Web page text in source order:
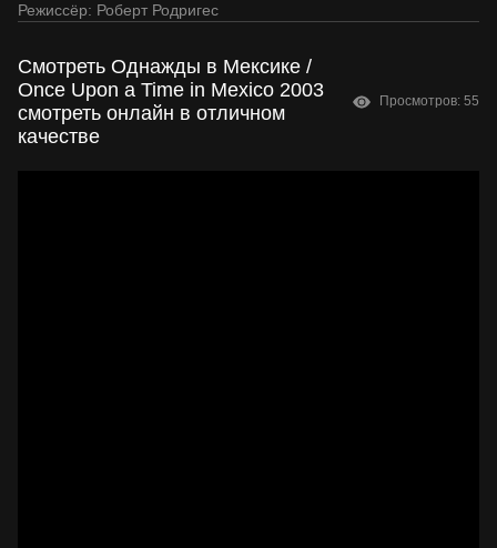
Режиссёр: Роберт Родригес
Смотреть Однажды в Мексике /
Once Upon a Time in Mexico 2003
смотреть онлайн в отличном
качестве
Просмотров: 55